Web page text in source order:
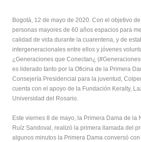
Bogotá, 12 de mayo de 2020. Con el objetivo
personas mayores de 60 años espacios para
calidad de vida durante la cuarentena, y de
intergeneracionales entre ellos y jóvenes
¿Generaciones que Conectan¿
es liderado tanto por la Oficina de la Primera
Consejería Presidencial para la juventud,
cuenta con el apoyo de la Fundación Keralty,
Universidad del Rosario.
Este viernes 8 de mayo, la Primera Dama de la
Ruíz Sandoval, realizó la primera llamada del
algunos minutos la Primera Dama conversó